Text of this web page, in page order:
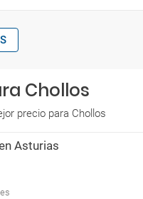
Chollos
precio para Chollos
Asturias